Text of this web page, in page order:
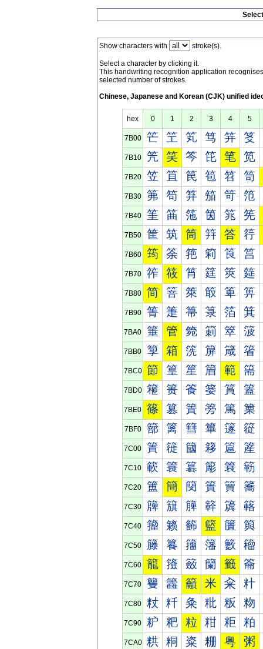
Show characters with stroke(s).
Select a character by clicking it.
This handwriting recognition application
selected number of strokes.
Chinese, Japanese and Korean (CJK) unified
hex 0 1 2 3 4 5
7B00 笀 笁 笂 笃 笄 笅
7B10 笐 笑 笒 笓 笔 笕
7B20 笠 笡 笢 笣 笤 笥
7B30 笰 笱 笲 笳 笴 笵
7B40 筀 筁 筂 筃 筄 筅
7B50 筐 筑 筒 筓 答 筕
7B60 筠 筡 筢 筣 筤 筥
7B70 筰 筱 筲 筳 筴 筵
7B80 简 箁 箂 箃 箄 箅
7B90 箐 箑 箒 箓 箔 箕
7BA0 箠 管 箢 箣 箤 箥
7BB0 箰 箱 箲 箳 箴 箵
7BC0 節 篁 篂 篃 範 篅
7BD0 篐 篑 篒 篓 篔 篕
7BE0 篠 篡 篢 篣 篤 篥
7BF0 篰 篱 篲 篳 篴 篵
7C00 簀 簁 簂 簃 簄 簅
7C10 簐 簑 簒 簓 簔 簕
7C20 簠 簡 簢 簣 簤 簥
7C30 簰 簱 簲 簳 簴 簵
7C40 籀 籁 籂 籃 籄 籅
7C50 籐 籑 籒 籓 籔 籕
7C60 籠 籡 籢 籣 籤 籥
7C70 籰 籱 籲 米 籴 籵
7C80 粀 粁 粂 粃 粄 粅
7C90 粐 粑 粒 粓 粔 粕
7CA0 粠 粡 粢 粣 粤 粥